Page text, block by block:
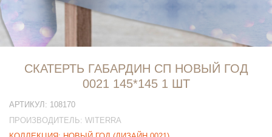
СКАТЕРТЬ ГАБАРДИН СП НОВЫЙ ГОД
0021 145*145 1 ШТ
АРТИКУЛ: 108170
ПРОИЗВОДИТЕЛЬ: WITERRA